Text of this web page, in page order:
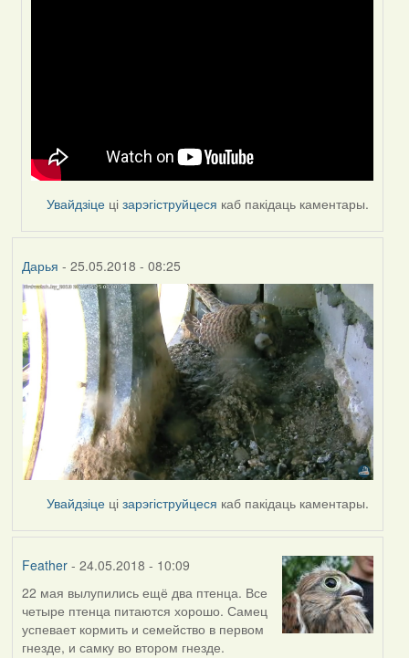
Увайдзіце цізарэгіструйцеся каб пакідаць каментары.
Дарья - 25.05.2018 - 08:25
Увайдзіце цізарэгіструйцеся каб пакідаць каментары.
Feather- 24.05.2018 - 10:09
22 мая вылупились ещё два птенца. Все
четыре птенца питаются хорошо. Самец
успевает кормить и семейство в первом
гнезде, и самку во втором гнезде.